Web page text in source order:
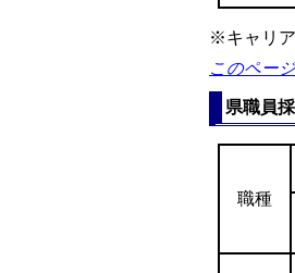
※キャリア
このペー
県職員
職種